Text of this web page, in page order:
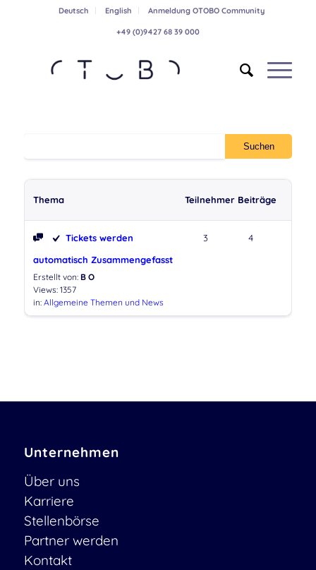
Deutsch English Anmeldung OTOBO Community
+49 (0)9427 68 39 000
Thema Teilnehmer Beiträge
Tickets werden
automatisch Zusammengefasst
Erstellt von: B O
Views: 1357
in: Allgemeine Themen und News
3 4
Unternehmen
Über uns
Karriere
Stellenbörse
Partner werden
Kontakt